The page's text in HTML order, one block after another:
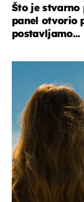
Što je stvarno
panel otvorio
postavljamo...